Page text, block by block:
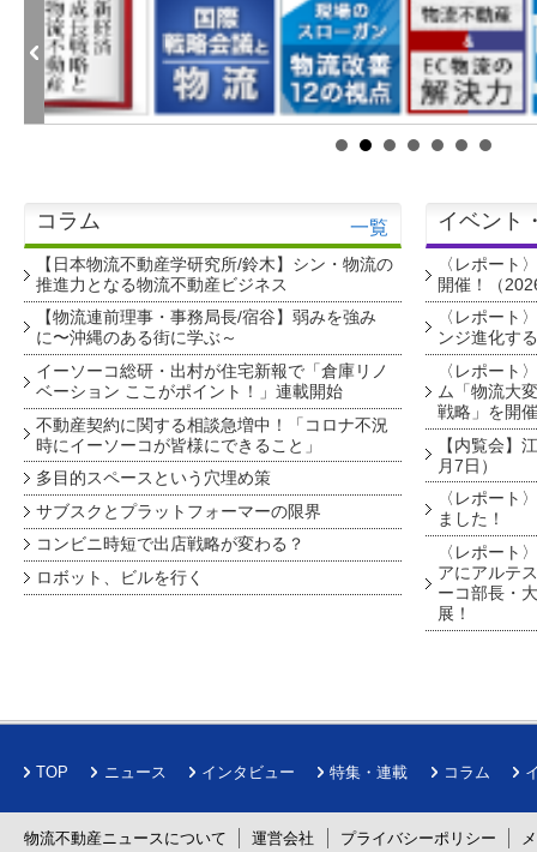
コラム 一覧
【日本物流不動産学研究所/鈴木】シン・物流の
推進力となる物流不動産ビジネス
【物流連前理事・事務局長/宿谷】弱みを強み
に〜沖縄のある街に学ぶ～
イーソーコ総研・出村が住宅新報で「倉庫リノ
ベーション ここがポイント！」連載開始
不動産契約に関する相談急増中！「コロナ不況
時にイーソーコが皆様にできること」
多目的スペースという穴埋め策
サブスクとプラットフォーマーの限界
コンビニ時短で出店戦略が変わる？
ロボット、ビルを行く
イベント
〈レポート
開催！（
〈レポート
ンジ進化す
〈レポート
ム「物流大
戦略」を開
【内覧会】
月7日）
〈レポート
ました！
〈レポート
アにアルテ
ーコ部長・
展！
TOP ニュース インタビュー 特集・連載 コラム
物流不動産ニュースについて 運営会社 プライバシーポリシー